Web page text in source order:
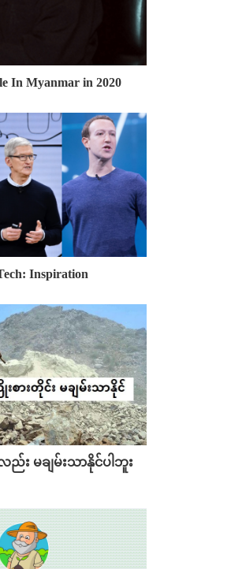
In Myanmar in 2020
Inspiration
း မချမ်းသာနိုင်ပါဘူး